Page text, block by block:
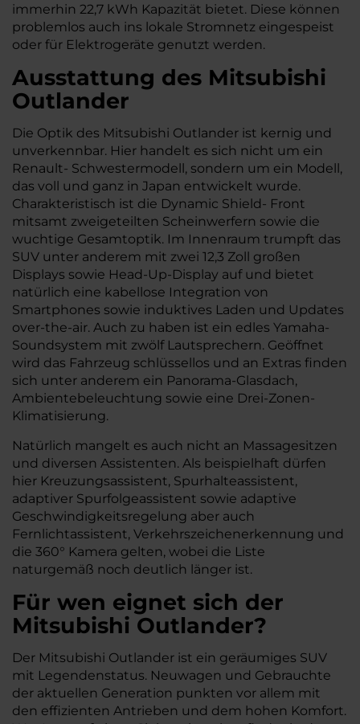
immerhin 22,7 kWh Kapazität bietet. Diese können
problemlos auch ins lokale Stromnetz eingespeist
oder für Elektrogeräte genutzt werden.
Ausstattung des Mitsubishi
Outlander
Die Optik des Mitsubishi Outlander ist kernig und
unverkennbar. Hier handelt es sich nicht um ein
Renault- Schwestermodell, sondern um ein Modell,
das voll und ganz in Japan entwickelt wurde.
Charakteristisch ist die Dynamic Shield- Front
mitsamt zweigeteilten Scheinwerfern sowie die
wuchtige Gesamtoptik. Im Innenraum trumpft das
SUV unter anderem mit zwei 12,3 Zoll großen
Displays sowie Head-Up-Display auf und bietet
natürlich eine kabellose Integration von
Smartphones sowie induktives Laden und Updates
over-the-air. Auch zu haben ist ein edles Yamaha-
Soundsystem mit zwölf Lautsprechern. Geöffnet
wird das Fahrzeug schlüssellos und an Extras finden
sich unter anderem ein Panorama-Glasdach,
Ambientebeleuchtung sowie eine Drei-Zonen-
Klimatisierung.
Natürlich mangelt es auch nicht an Massagesitzen
und diversen Assistenten. Als beispielhaft dürfen
hier Kreuzungsassistent, Spurhalteassistent,
adaptiver Spurfolgeassistent sowie adaptive
Geschwindigkeitsregelung aber auch
Fernlichtassistent, Verkehrszeichenerkennung und
die 360° Kamera gelten, wobei die Liste
naturgemäß noch deutlich länger ist.
Für wen eignet sich der
Mitsubishi Outlander?
Der Mitsubishi Outlander ist ein geräumiges SUV
mit Legendenstatus. Neuwagen und Gebrauchte
der aktuellen Generation punkten vor allem mit
den effizienten Antrieben und dem hohen Komfort.